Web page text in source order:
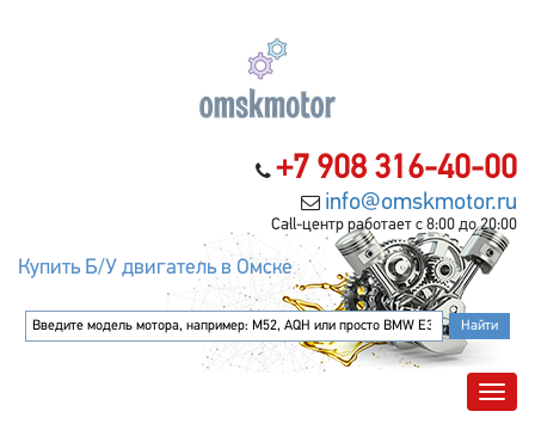
+7 908 316-40-00
info@omskmotor.ru
Call-центр работает с 8:00 до 20:00
Купить Б/У двигатель в Омске